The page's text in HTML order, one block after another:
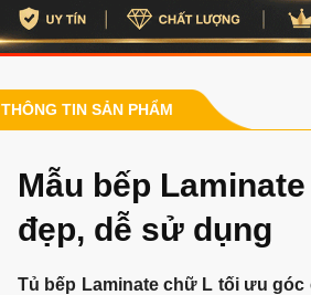
THÔNG TIN SẢN PHẨM
Mẫu bếp
đẹp, dễ sử dụng
Tủ bếp Laminate chữ L tối ưu góc